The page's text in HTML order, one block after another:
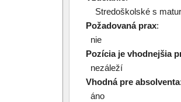
Stredoškolské s
Požadovaná prax:
nie
Pozícia je vhodnejšia
nezáleží
Vhodná pre absolventa
áno